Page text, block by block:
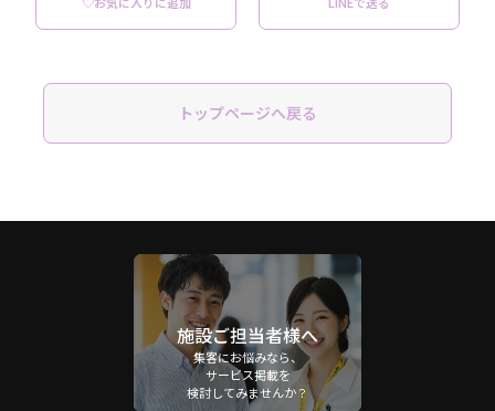
トップページへ戻る
施設ご担当者様へ
集客にお悩みなら、
サービス掲載を
検討してみませんか？